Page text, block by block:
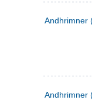
Andhrimner
Andhrimner